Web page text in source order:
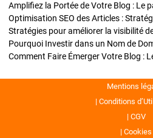
Amplifiez la Portée de Votre Blog : Le
Mentions
Conditions
CGV
Cookies